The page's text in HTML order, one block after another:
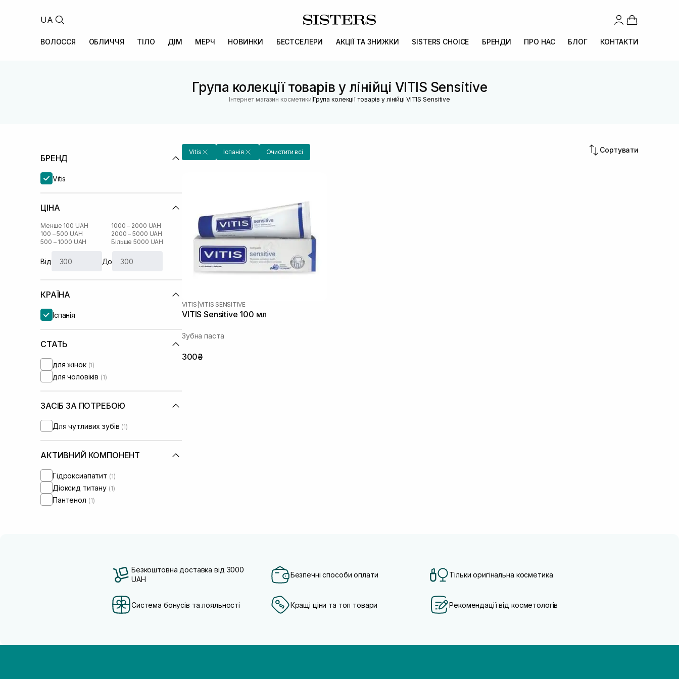
UA
ВОЛОССЯ ОБЛИЧЧЯ ТІЛО ДІМ МЕРЧ НОВИНКИ БЕСТСЕЛЕРИ АКЦІЇ ТА ЗНИЖКИ SISTERS CHOICE БРЕНДИ ПРО НАС БЛОГ КОНТАКТИ
Група колекції товарів у лінійці VITIS Sensitive
Інтернет магазин косметики |Група колекції товарів у лінійці VITIS Sensitive
БРЕНД
Vitis
ЦІНА
Менше 100 UAH
100 – 500 UAH
500 – 1000 UAH
1000 – 2000 UAH
2000 – 5000 UAH
Більше 5000 UAH
Від До
КРАЇНА
Іспанія
СТАТЬ
для жінок (1)
для чоловіків (1)
ЗАСІБ ЗА ПОТРЕБОЮ
Для чутливих зубів (1)
АКТИВНИЙ КОМПОНЕНТ
Гідроксиапатит (1)
Діоксид титану (1)
Пантенол (1)
Vitis Іспанія Очистити всі Сортувати
VITIS VITIS SENSITIVE
VITIS Sensitive 100 мл
Зубна паста
300₴
Безкоштовна доставка від 3000
UAH
Безпечні способи оплати Тільки оригінальна косметика
Система бонусів та лояльності Кращі ціни та топ товари Рекомендації від косметологів